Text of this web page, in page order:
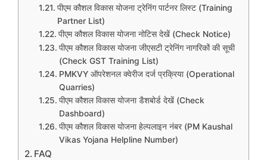
पीएम कौशल विकास योजना ट्रेनिंग पार्टनर लिस्ट (Training
Partner List)
पीएम कौशल विकास योजना नोटिस देखें (Check Notice)
पीएम कौशल विकास योजना जीएसटी ट्रेनिंग नागरिकों की सूची
(Check GST Training List)
PMKVY ऑपरेशनल क्वेरीज दर्ज प्रक्रिया (Operational
Quarries)
पीएम कौशल विकास योजना डैशबोर्ड देखें (Check
Dashboard)
पीएम कौशल विकास योजना हेल्पलाइन नंबर (PM Kaushal
Vikas Yojana Helpline Number)
FAQ